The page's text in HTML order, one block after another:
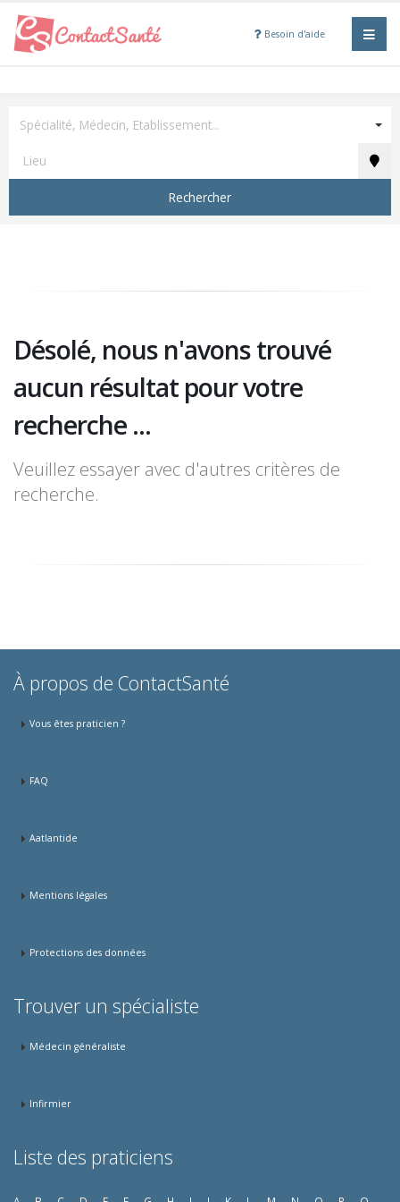
Besoin d'aide
Spécialité, Médecin, Etablissement...
Rechercher
Désolé, nous n'avons trouvé
aucun résultat pour votre
recherche ...
Veuillez essayer avec d'autres critères de
recherche.
À propos de ContactSanté
Vous êtes praticien ?
FAQ
Aatlantide
Mentions légales
Protections des données
Trouver un spécialiste
Médecin généraliste
Infirmier
Liste des praticiens